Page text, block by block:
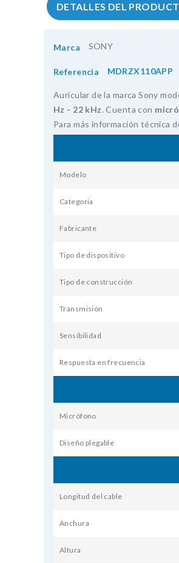
DETALLES DEL
Marca SONY
Referencia MDRZX110APP
Auricular de la marca Sony
Hz - 22 kHz. Cuenta con
Para más información técnica
Modelo
Categoria
Fabricante
Tipo de dispositivo
Tipo de construcción
Transmisión
Sensibilidad
Respuesta en frecuencia
Micrófono
Diseño plegable
Longitud del cable
Anchura
Altura